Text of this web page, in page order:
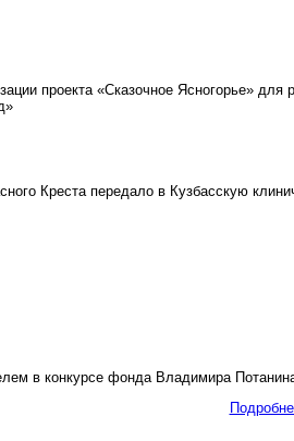
проекта «Сказочное Ясногорье» для
Креста передало в Кузбасскую
в конкурсе фонда Владимира